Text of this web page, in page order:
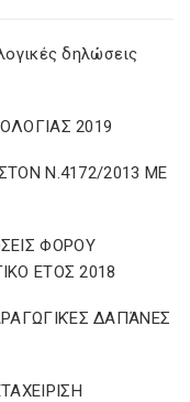
δηλώσεις
2019
Ν.4172/2013 ΜΕ
ΦΟΡΟΥ
ΕΤΟΣ 2018
ΔΑΠΆΝΕΣ